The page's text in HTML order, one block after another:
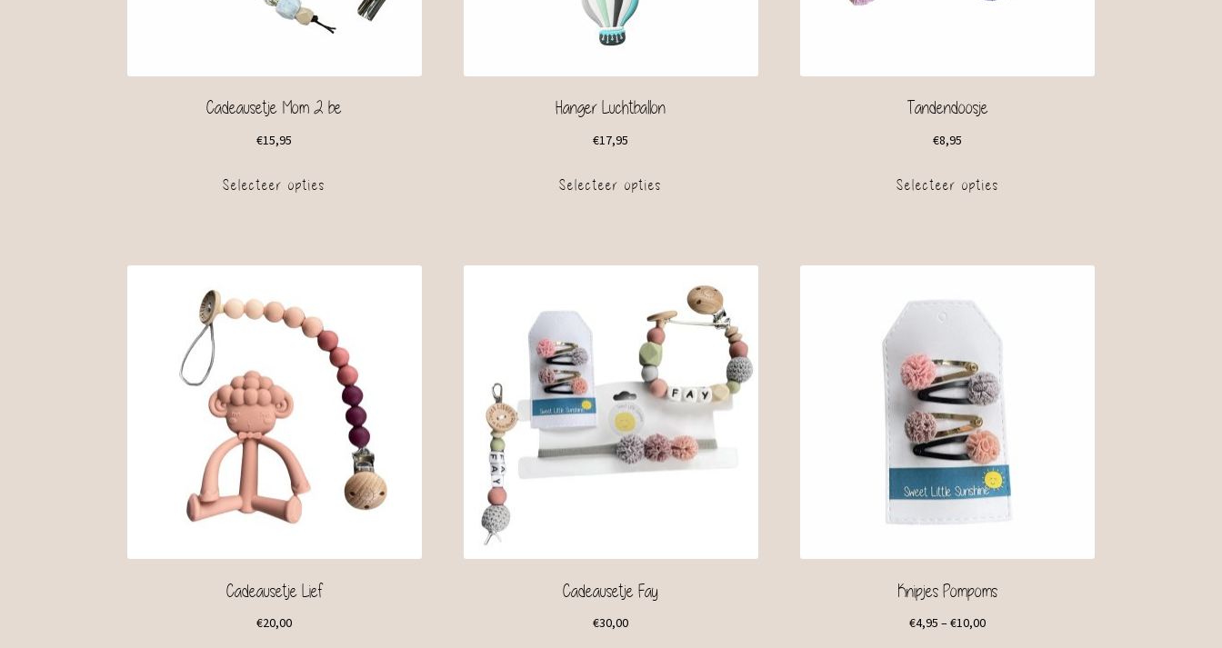
Cadeausetje Mom 2 be
€15,95
Selecteer opties
Hanger Luchtballon
€17,95
Selecteer opties
Tandendoosje
€8,95
Selecteer opties
Cadeausetje Lief
€20,00
Cadeausetje Fay
€30,00
Knipjes Pompoms
€4,95 –€10,00